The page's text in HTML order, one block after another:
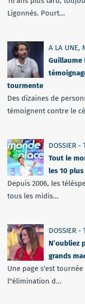
Ligonnès. Pourt...
A LA UNE,
Guillaume
tourmente
Des dizaines de
témoignent contre le
DOSSIER -
Tout le
les 10
Depuis 2006, les
tous les midis...
DOSSIER -
N’oubliez
grands
Une page s'est
l''élimination d...